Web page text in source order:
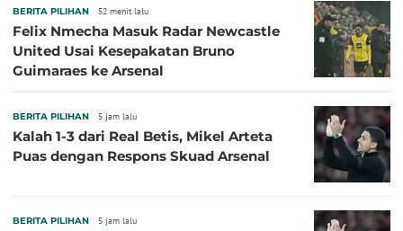
BERITA PILIHAN 52 menit lalu
Felix Nmecha Masuk Radar Newcastle
United Usai Kesepakatan Bruno
Guimaraes ke Arsenal
BERITA PILIHAN 5 jam lalu
Kalah 1-3 dari Real Betis, Mikel Arteta
Puas dengan Respons Skuad Arsenal
BERITA PILIHAN 5 jam lalu